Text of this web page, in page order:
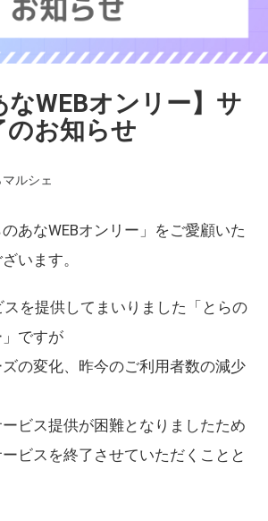
なWEBオンリー】サ
のお知らせ
ルシェ
あなWEBオンリー」をご愛顧いた
います。
スを提供してまいりました「とらの
」ですが
の変化、昨今のご利用者数の減少
ビス提供が困難となりましたため
ビスを終了させていただくことと